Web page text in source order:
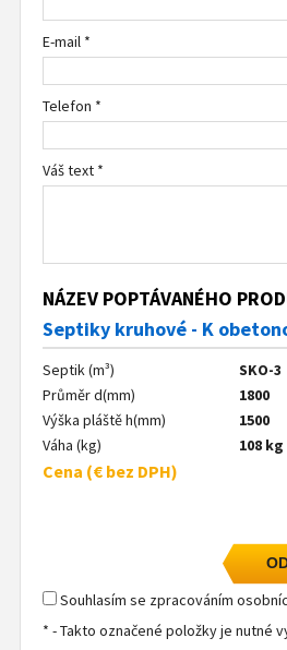
E-mail *
Telefon *
Váš text *
NÁZEV POPTÁVANÉHO
Septiky kruhové - K
Septik (m³)
SKO-3
Průměr d(mm)
1800
Výška pláště h(mm)
1500
Váha (kg)
108 kg
Cena (€ bez DPH)
Souhlasím se zpracováním
* - Takto označené položky je nutné